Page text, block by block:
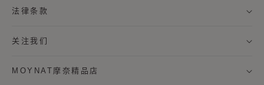
名字
姓氏
我希望通过邮件接收来自MOYNAT摩奈的新闻资讯，及个
MOYNAT摩奈精品店
法律条款
关注我们